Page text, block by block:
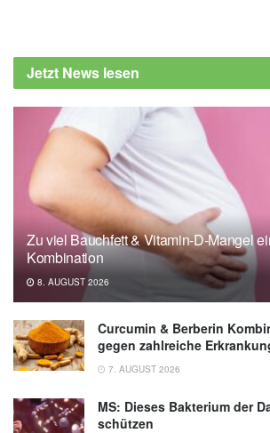
Jetzt News lesen
Zu viel Bauchfett & Vitamin-D-Mangel
Kombination
8. AUGUST 2026
Curcumin & Berberin
gegen zahlreiche
7. AUGUST 2026
MS: Dieses Bakterium der
schützen